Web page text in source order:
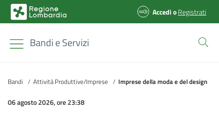
AccedioRegistrati
Bandi e Servizi
Bandi / Attività Produttive/Imprese / Imprese della moda e del design
06 agosto 2026, ore 23:38